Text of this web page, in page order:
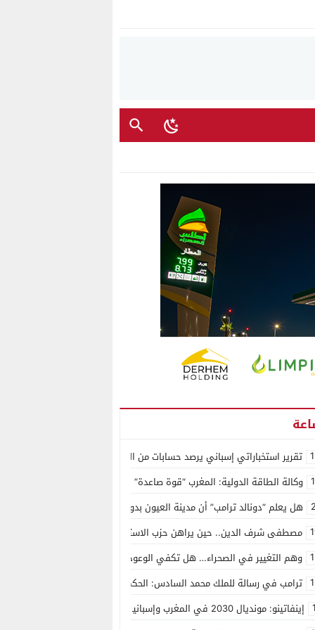
تقرير استخباراتي إسباني يرصد حسابات من الجزائر وأرقاما بـ”213+” ضمن حملة رقمية منظمة حرّضت على اقتحام سبتة
وكالة الطاقة الدولية: المغرب “قوة صاعدة” في سوق المعادن الاستراتيجية
هل يعلم “دونالد ترامب” أن مدينة العيون بدون ماء؟
مصطفى شرف الدين.. حين يراهن حزب الاستقلال على الكفاءة ويمنح الشباب
وهم التغيير في الصحراء… هل تكفي الوعود الفارغة لصناعة الواقع؟
ترامب في رسالة للملك محمد السادس: الحكم الذاتي هو الأساس الوحيد لحل
إينفاتينو: مونديال 2030 في المغرب وإسبانيا والبرتغال سيكون “الأجمل في التاريخ”